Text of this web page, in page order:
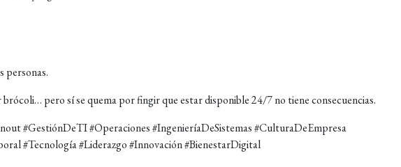
personas.
pero sí se quema por fingir que estar disponible 24/7 no tiene consecuencias.
#GestiónDeTI #Operaciones #IngenieríaDeSistemas #CulturaDeEmpresa
#Tecnología #Liderazgo #Innovación #BienestarDigital